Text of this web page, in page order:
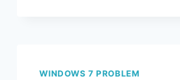
WINDOWS 7 PROBLEM